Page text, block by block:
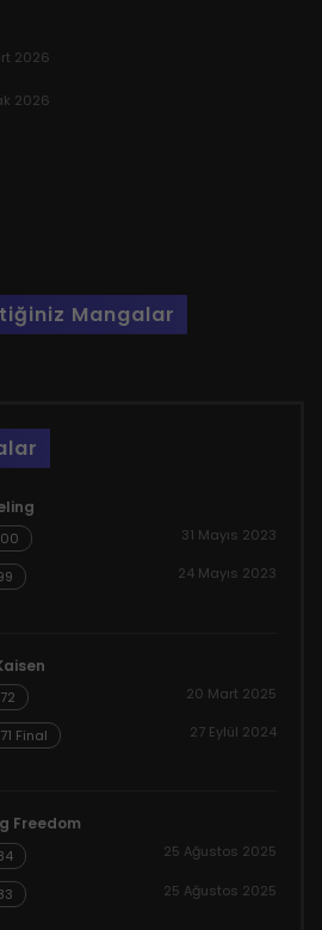
2026
2026
Mangalar
31 Mayıs 2023
24 Mayıs 2023
20 Mart 2025
Final 27 Eylül 2024
Freedom
25 Ağustos 2025
25 Ağustos 2025